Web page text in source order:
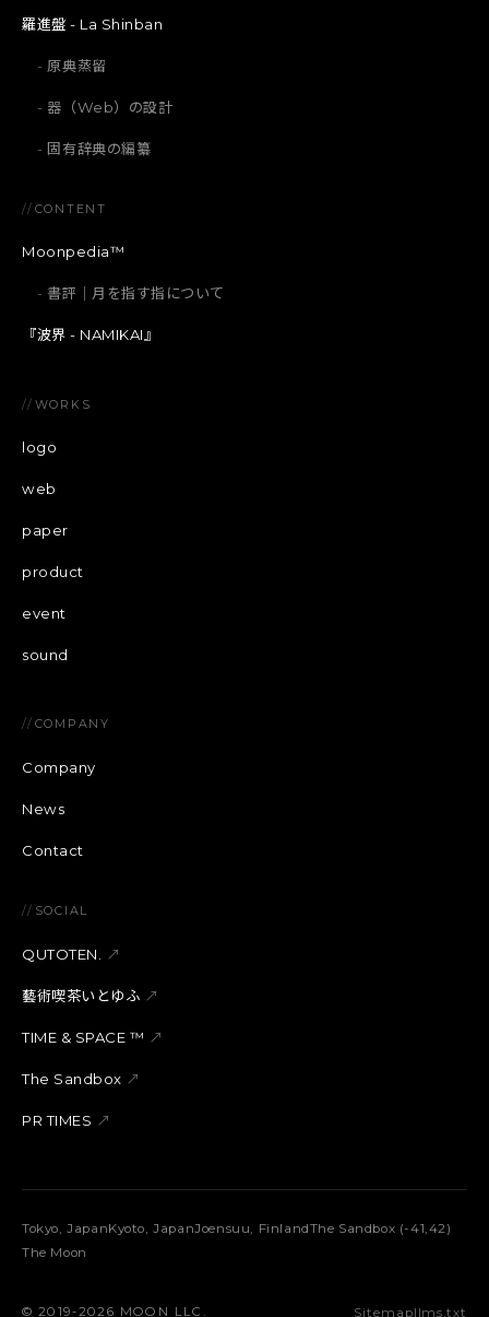
羅進盤 - La Shinban
原典蒸留
器（Web）の設計
固有辞典の編纂
// CONTENT
Moonpedia™
書評｜月を指す指について
『波界 - NAMIKAI』
// WORKS
logo
web
paper
product
event
sound
// COMPANY
Company
News
Contact
// SOCIAL
QUTOTEN. ↗
藝術喫茶いとゆふ ↗
TIME & SPACE ™︎ ↗
The Sandbox ↗
PR TIMES ↗
Tokyo, JapanKyoto, JapanJoensuu, FinlandThe Sandbox (-41,42)
The Moon
©︎ 2019-2026 MOON LLC. Sitemapllms.txt